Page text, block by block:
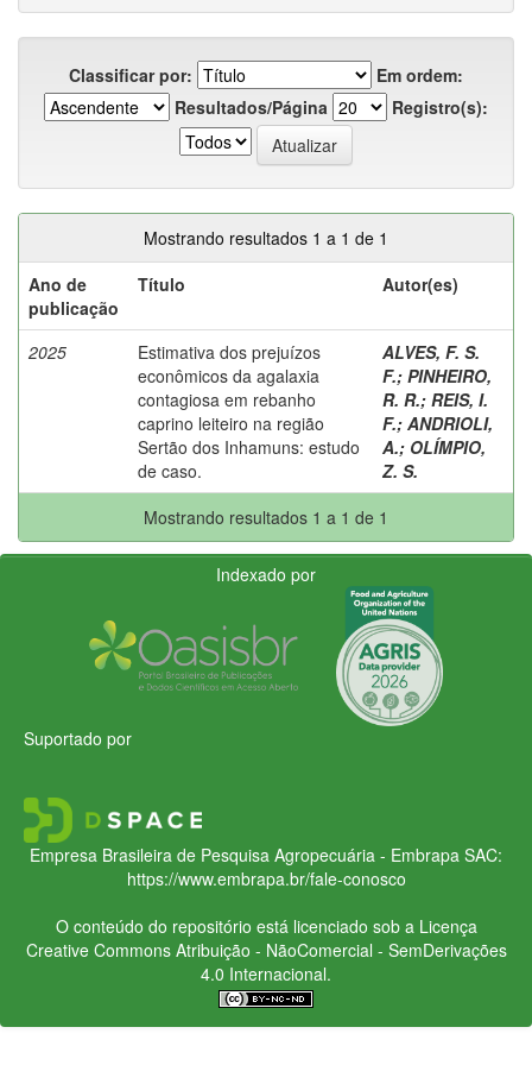
Classificar por:
Em ordem:
Resultados/Página
Registro(s):
Mostrando resultados 1 a 1 de 1
Ano de
publicação
Título Autor(es)
2025
Estimativa dos prejuízos
econômicos da agalaxia
contagiosa em rebanho
caprino leiteiro na região
Sertão dos Inhamuns: estudo
de caso.
ALVES, F. S.
F.; PINHEIRO,
R. R.; REIS, I.
F.; ANDRIOLI,
A.; OLÍMPIO,
Z. S.
Mostrando resultados 1 a 1 de 1
Indexado por
Suportado por
Empresa Brasileira de Pesquisa Agropecuária - Embrapa SAC:
https://www.embrapa.br/fale-conosco
O conteúdo do repositório está licenciado sob a Licença
Creative CommonsAtribuição - NãoComercial - SemDerivações
4.0 Internacional.